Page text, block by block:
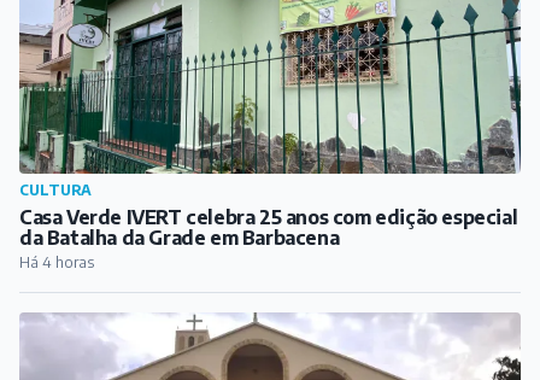
CULTURA
Casa Verde IVERT celebra 25 anos com edição especial
da Batalha da Grade em Barbacena
Há 4 horas